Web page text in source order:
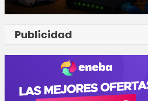
Publicidad